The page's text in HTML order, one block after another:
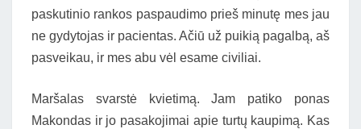
paskutinio rankos paspaudimo prieš minutę mes jau
ne gydytojas ir pacientas. Ačiū už puikią pagalbą, aš
pasveikau, ir mes abu vėl esame civiliai.
Maršalas svarstė kvietimą. Jam patiko ponas
Makondas ir jo pasakojimai apie turtų kaupimą. Kas